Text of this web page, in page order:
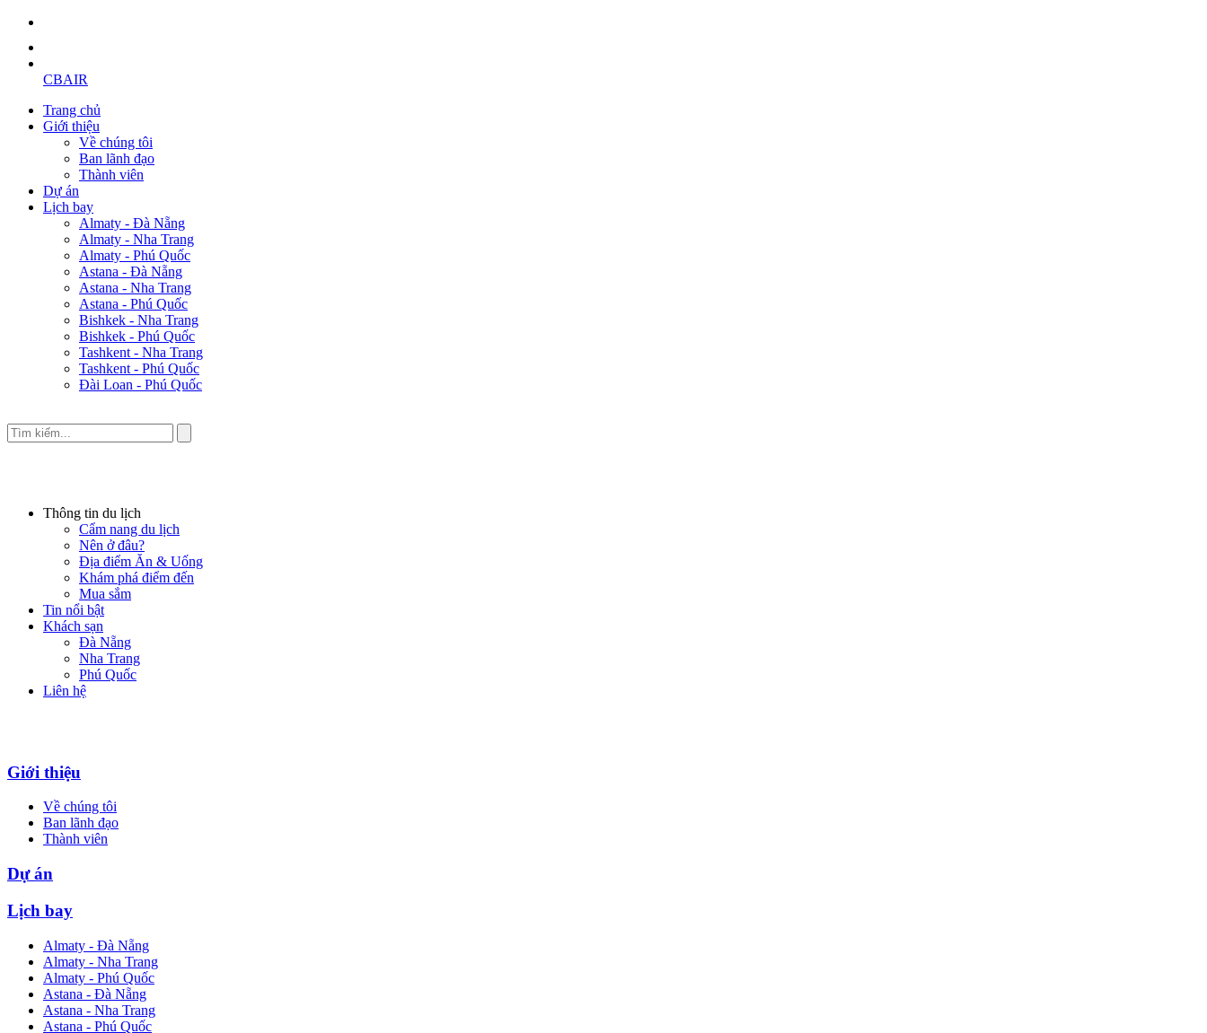
CBAIR
Trang chủ
Giới thiệu
Về chúng tôi
Ban lãnh đạo
Thành viên
Dự án
Lịch bay
Almaty - Đà Nẵng
Almaty - Nha Trang
Almaty - Phú Quốc
Astana - Đà Nẵng
Astana - Nha Trang
Astana - Phú Quốc
Bishkek - Nha Trang
Bishkek - Phú Quốc
Tashkent - Nha Trang
Tashkent - Phú Quốc
Đài Loan - Phú Quốc
Thông tin du lịch
Cẩm nang du lịch
Nên ở đâu?
Địa điểm Ăn & Uống
Khám phá điểm đến
Mua sắm
Tin nổi bật
Khách sạn
Đà Nẵng
Nha Trang
Phú Quốc
Liên hệ
Giới thiệu
Về chúng tôi
Ban lãnh đạo
Thành viên
Dự án
Lịch bay
Almaty - Đà Nẵng
Almaty - Nha Trang
Almaty - Phú Quốc
Astana - Đà Nẵng
Astana - Nha Trang
Astana - Phú Quốc